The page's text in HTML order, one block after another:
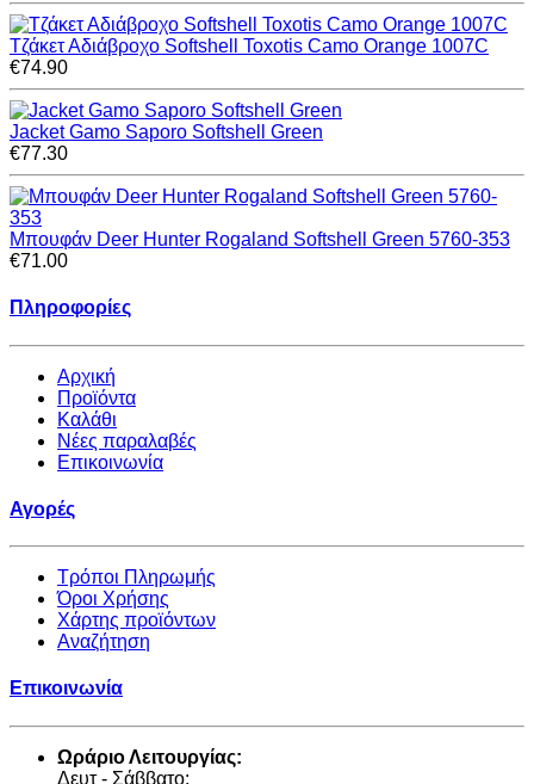
Τζάκετ Αδιάβροχο Softshell Toxotis Camo Orange 1007C
€74.90
Jacket Gamo Saporo Softshell Green
€77.30
Μπουφάν Deer Hunter Rogaland Softshell Green 5760-353
€71.00
Πληροφορίες
Αρχική
Προϊόντα
Καλάθι
Νέες παραλαβές
Επικοινωνία
Αγορές
Τρόποι Πληρωμής
Όροι Χρήσης
Χάρτης προϊόντων
Αναζήτηση
Επικοινωνία
Ωράριο Λειτουργίας:
Δευτ - Σάββατο: